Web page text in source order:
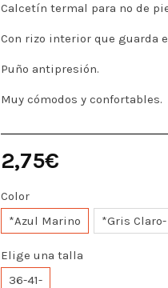
Calcetín termal para nº de
Con rizo interior que guarda
Puño antipresión.
Muy cómodos y confortables.
2,75€
Color
*Azul Marino
*Gris Claro-
Elige una talla
36-41-